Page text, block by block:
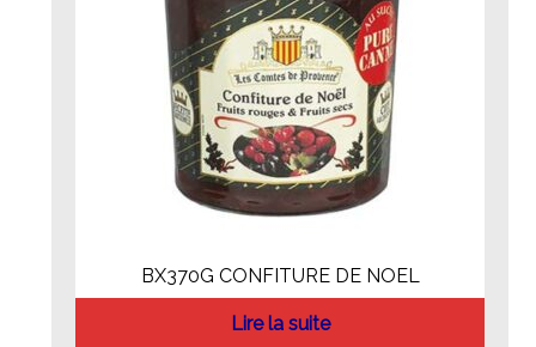
BX370G CONFITURE DE NOEL
Lire la suite